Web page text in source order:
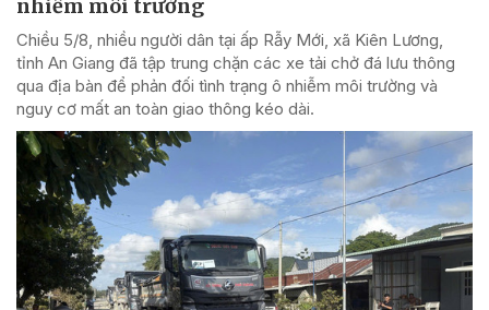
nhiễm môi trường
Chiều 5/8, nhiều người dân tại ấp Rẫy Mới, xã Kiên Lương,
tỉnh An Giang đã tập trung chặn các xe tải chở đá lưu thông
qua địa bàn để phản đối tình trạng ô nhiễm môi trường và
nguy cơ mất an toàn giao thông kéo dài.